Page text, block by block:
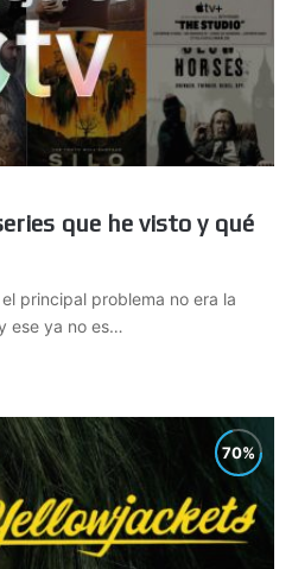
que he visto y qué
principal problema no era la
ese ya no es…